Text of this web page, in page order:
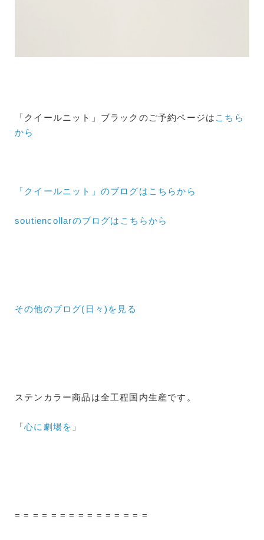
「クイールニット」ブラックのご予約ページは こちら
から
「クイールニット」のブログはこちらから
soutiencollarのブログはこちらから
その他のブログ(日々) を見る
ステンカラー商品は全工程国内生産です。
「心に劇場を 」
= = = = = = = = = = = = = = =